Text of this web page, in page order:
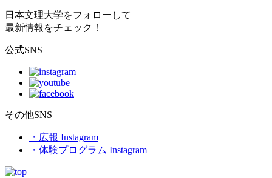
日本文理大学をフォローして
最新情報をチェック！
公式SNS
その他SNS
・広報 Instagram
・体験プログラム Instagram